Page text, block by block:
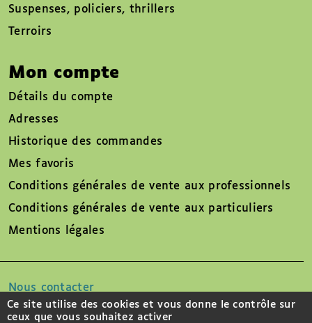
Suspenses, policiers, thrillers
Terroirs
Mon compte
Détails du compte
Adresses
Historique des commandes
Mes favoris
Conditions générales de vente aux professionnels
Conditions générales de vente aux particuliers
Mentions légales
Nous contacter
Ce site utilise des cookies et vous donne le contrôle sur
ceux que vous souhaitez activer